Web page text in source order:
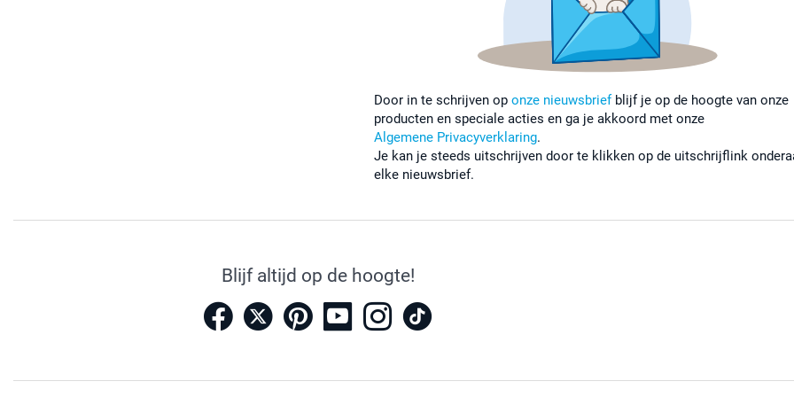
Door in te schrijven op onze nieuwsbriefblijf je op de hoogte van onze
producten en speciale acties en ga je akkoord met onze
Algemene Privacyverklaring.
Je kan je steeds uitschrijven door te klikken op de uitschrijflink
elke nieuwsbrief.
Blijf altijd op de hoogte!